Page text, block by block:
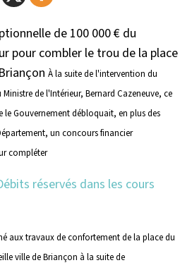
de 100 000 € du
pour combler le trou de la place
À la suite de l'intervention du
de l'Intérieur, Bernard Cazeneuve, ce
le Gouvernement débloquait, en plus des
un concours financier
compléter
réservés dans les cours
aux travaux de confortement de la place du
ville de Briançon à la suite de